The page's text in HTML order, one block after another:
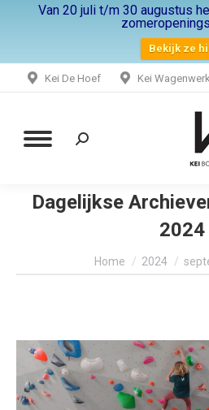
Van 20 juli t/m 30 augustus
Bekijk ze
Kei De Hoef Kei
Zoeken:
Dagelijkse
2024
Je bent hier:
Home 2024